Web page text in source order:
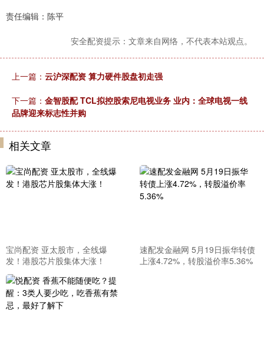
责任编辑：陈平
安全配资提示：文章来自网络，不代表本站观点。
上一篇： 云沪深配资 算力硬件股盘初走强
下一篇： 金智股配 TCL拟控股索尼电视业务 业内：全球电视一线
品牌迎来标志性并购
相关文章
宝尚配资 亚太股市，全线爆
发！港股芯片股集体大涨！
速配发金融网 5月19日振华转债
上涨4.72%，转股溢价率5.36%